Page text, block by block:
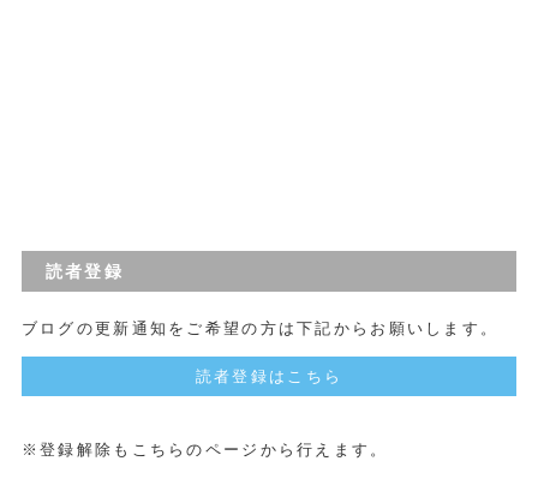
読者登録
ブログの更新通知をご希望の方は下記からお願いします。
読者登録はこちら
※登録解除もこちらのページから行えます。